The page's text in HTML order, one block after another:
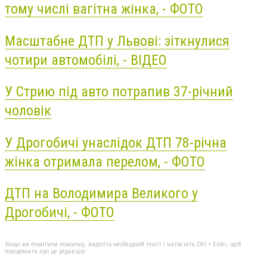
тому числі вагітна жінка, - ФОТО
Масштабне ДТП у Львові: зіткнулися
чотири автомобілі, - ВІДЕО
У Стрию під авто потрапив 37-річний
чоловік
У Дрогобичі унаслідок ДТП 78-річна
жінка отримала перелом, - ФОТО
ДТП на Володимира Великого у
Дрогобичі, - ФОТО
Якщо ви помітили помилку, виділіть необхідний текст і натисніть Ctrl + Enter, щоб
повідомити про це редакцію